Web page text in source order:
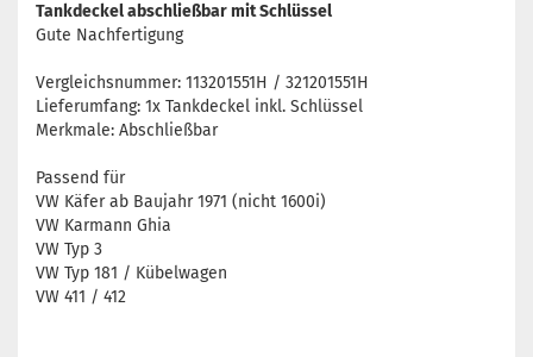
Tankdeckel abschließbar mit Schlüssel
Gute Nachfertigung
Vergleichsnummer: 113201551H / 321201551H
Lieferumfang: 1x Tankdeckel inkl. Schlüssel
Merkmale: Abschließbar
Passend für
VW Käfer ab Baujahr 1971 (nicht 1600i)
VW Karmann Ghia
VW Typ 3
VW Typ 181 / Kübelwagen
VW 411 / 412